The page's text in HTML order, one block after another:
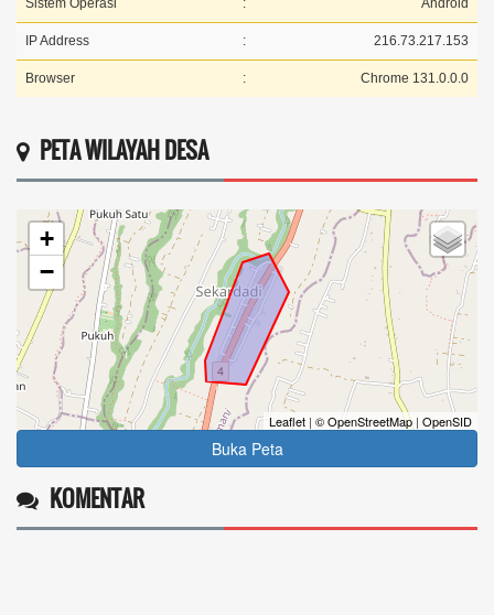
Sistem Operasi : Android
IP Address : 216.73.217.153
Browser : Chrome 131.0.0.0
PETA WILAYAH DESA
+
−
Leaflet | © OpenStreetMap | OpenSID
Buka Peta
KOMENTAR